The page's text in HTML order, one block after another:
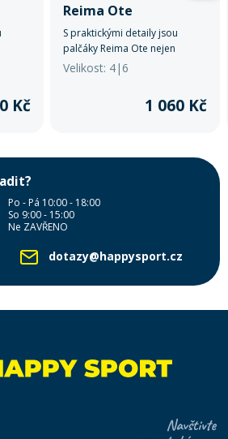
a
Kč
Reima Ote
S praktickými detaily jsou
palčáky Reima Ote nejen
skvělým funkčním vybavením
pro děti, ale také radostným a
zimní dobrodružství.
Velikost: 4|6
1 060 Kč
Po - Pá 10:00 - 18:00
So 9:00 - 15:00
Ne ZAVŘENO
dotazy@happysport.cz